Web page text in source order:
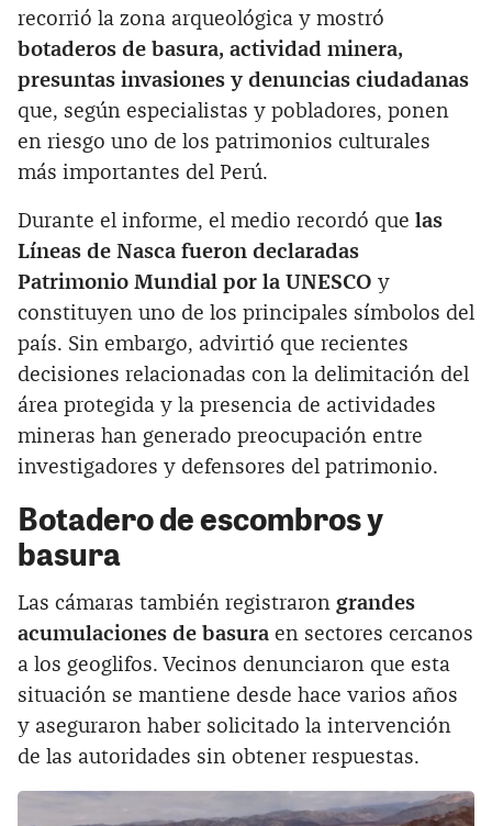
recorrió la zona arqueológica y mostró
botaderos de basura, actividad minera,
presuntas invasiones y denuncias ciudadanas
que, según especialistas y pobladores, ponen
en riesgo uno de los patrimonios culturales
más importantes del Perú.
Durante el informe, el medio recordó que las
Líneas de Nasca fueron declaradas
Patrimonio Mundial por la UNESCO y
constituyen uno de los principales símbolos del
país. Sin embargo, advirtió que recientes
decisiones relacionadas con la delimitación del
área protegida y la presencia de actividades
mineras han generado preocupación entre
investigadores y defensores del patrimonio.
Botadero de escombros y
basura
Las cámaras también registraron grandes
acumulaciones de basura en sectores cercanos
a los geoglifos. Vecinos denunciaron que esta
situación se mantiene desde hace varios años
y aseguraron haber solicitado la intervención
de las autoridades sin obtener respuestas.